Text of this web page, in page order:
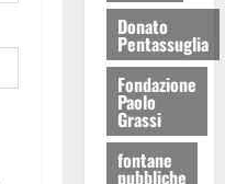
Donato
Pentassuglia
Fondazione
Paolo
Grassi
fontane
pubbliche